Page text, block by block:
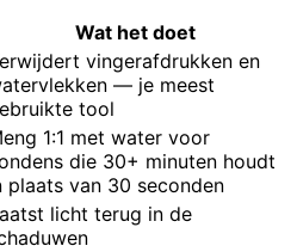
Wat het doet
vingerafdrukken en
— je meest
tool
1:1 met water voor
die 30+ minuten houdt
plaats van 30 seconden
licht terug in de